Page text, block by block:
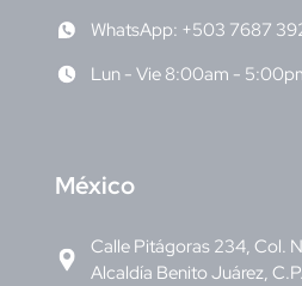
WhatsApp: +503 7687
Lun - Vie 8:00am -
México
Calle Pitágoras 234, Col.
Alcaldía Benito Juárez,